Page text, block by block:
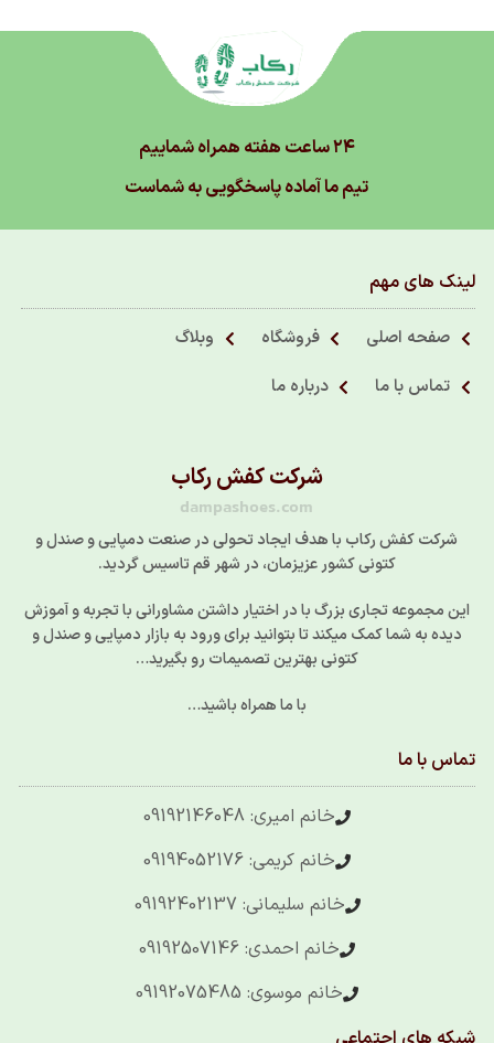
۲۴ ساعت هفته همراه شماییم
تیم ما آماده پاسخگویی به شماست
لینک های مهم
صفحه اصلی فروشگاه
وبلاگ
تماس با ما
درباره ما
شرکت کفش رکاب
dampashoes.com
شرکت کفش رکاب با هدف ایجاد تحولی در صنعت دمپایی و صندل و
کتونی کشور عزیزمان، در شهر قم تاسیس گردید.
این مجموعه تجاری بزرگ با در اختیار داشتن مشاورانی با تجربه و آموزش
دیده به شما کمک میکند تا بتوانید برای ورود به بازار دمپایی و صندل و
کتونی بهترین تصمیمات رو بگیرید…
با ما همراه باشید…
تماس با ما
خانم امیری: 09192146048
خانم کریمی: 09194052176
خانم سلیمانی: 09192402137
خانم احمدی: 09192507146
خانم موسوی: 09192075485